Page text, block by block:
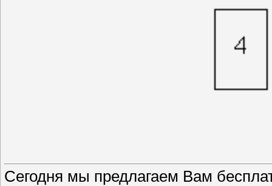
Сегодня мы предлагаем Вам